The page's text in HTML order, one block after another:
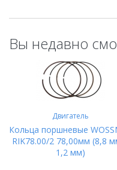
Вы недавно
Двигатель
Кольца поршневые
RIK78.00/2 78,00мм (8,8
1,2 мм)